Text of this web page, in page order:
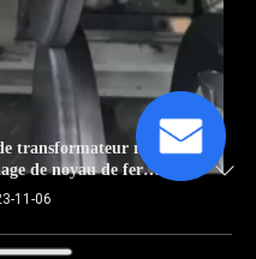
transformateur rondes
de noyau de fer
11-06